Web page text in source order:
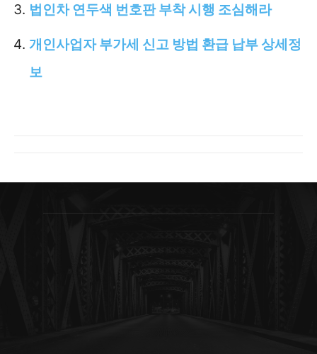
법인차 연두색 번호판 부착 시행 조심해라
개인사업자 부가세 신고 방법 환급 납부 상세정
보